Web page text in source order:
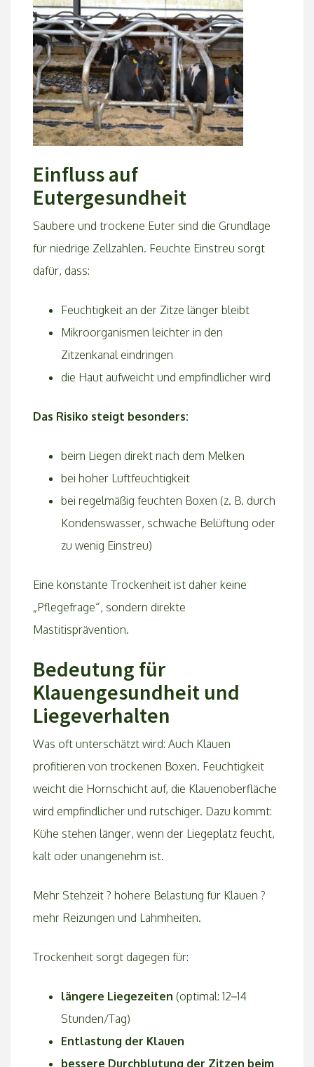
Einfluss auf
Eutergesundheit
Saubere und trockene Euter sind die Grundlage
für niedrige Zellzahlen. Feuchte Einstreu sorgt
dafür, dass:
Feuchtigkeit an der Zitze länger bleibt
Mikroorganismen leichter in den
Zitzenkanal eindringen
die Haut aufweicht und empfindlicher wird
Das Risiko steigt besonders:
beim Liegen direkt nach dem Melken
bei hoher Luftfeuchtigkeit
bei regelmäßig feuchten Boxen (z. B. durch
Kondenswasser, schwache Belüftung oder
zu wenig Einstreu)
Eine konstante Trockenheit ist daher keine
„Pflegefrage“, sondern direkte
Mastitisprävention.
Bedeutung für
Klauengesundheit und
Liegeverhalten
Was oft unterschätzt wird: Auch Klauen
profitieren von trockenen Boxen. Feuchtigkeit
weicht die Hornschicht auf, die Klauenoberfläche
wird empfindlicher und rutschiger. Dazu kommt:
Kühe stehen länger, wenn der Liegeplatz feucht,
kalt oder unangenehm ist.
Mehr Stehzeit ? höhere Belastung für Klauen ?
mehr Reizungen und Lahmheiten.
Trockenheit sorgt dagegen für:
längere Liegezeiten (optimal: 12–14
Stunden/Tag)
Entlastung der Klauen
bessere Durchblutung der Zitzen beim